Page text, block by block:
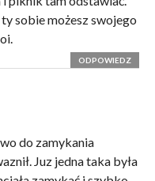
sobie możesz swojego
ODPOWIEDZ
do zamykania
Juz jedna taka była